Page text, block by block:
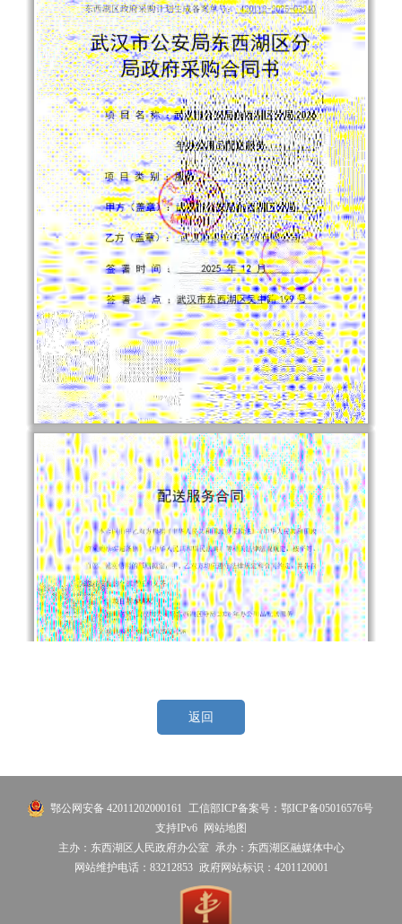
返回
鄂公网安备 42011202000161
工信部ICP备案号：鄂ICP备05016576号
支持IPv6 网站地图
主办：东西湖区人民政府办公室
承办：东西湖区融媒体中心
网站维护电话：83212853 政府网站标识：4201120001